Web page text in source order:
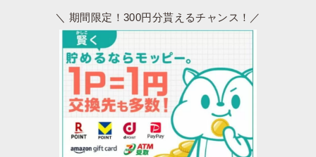
＼ 期間限定！300円分貰えるチャンス！／